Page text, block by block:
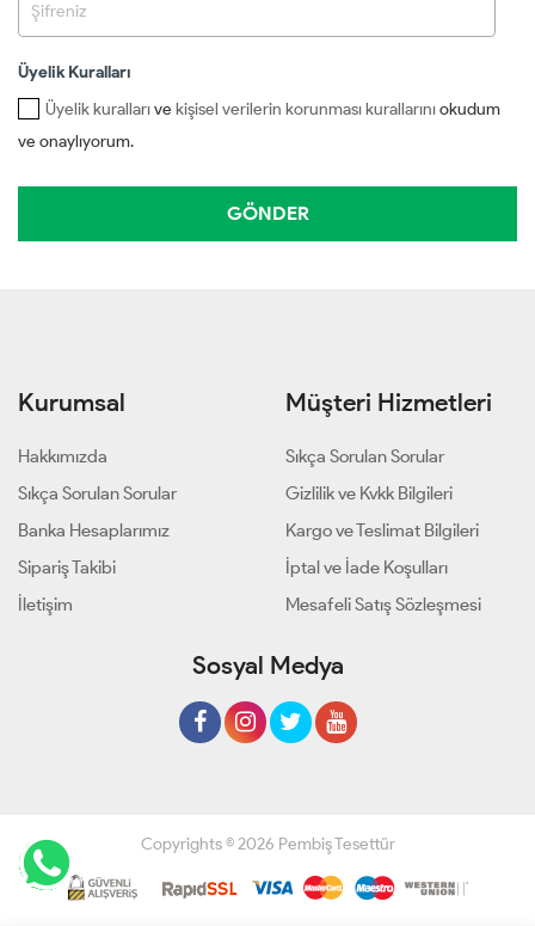
Üyelik Kuralları
Üyelik kurallarıve kişisel verilerin korunması kurallarınıokudum
ve onaylıyorum.
Kurumsal
Hakkımızda
Sıkça Sorulan Sorular
Banka Hesaplarımız
Sipariş Takibi
İletişim
Müşteri Hizmetleri
Sıkça Sorulan Sorular
Gizlilik ve Kvkk Bilgileri
Kargo ve Teslimat Bilgileri
İptal ve İade Koşulları
Mesafeli Satış Sözleşmesi
Sosyal Medya
Copyrights © 2026 Pembiş Tesettür